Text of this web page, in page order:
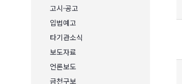
고시·공고
입법예고
타기관소식
보도자료
언론보도
금천구보